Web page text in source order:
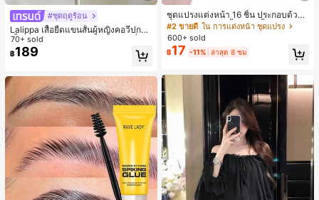
#ชุดฤดูร้อน
Lalippa เสื้อยืดแขนสั้นผู้หญิงคอวีปกคอ
เสื้อไหล่ตก สายถัก งานคราฟต์แฟชั่นมิ
นิมอล ของขวัญสำหรับเพื่อน
70+ sold
฿189
ชุดแปรงแต่งหน้า 16 ชิ้น ประกอบด้วยแ
ปรงแต่งหน้า 13 ชิ้น, ฟองน้ำแต่งหน้ารู
ปหยดน้ำ 1 ชิ้น, แปรงแป้งรองพื้นกลม 1
ชิ้น และฟองน้ำแต่งหน้ารูปสามเหลี่ยม
1 ชิ้น - ชุดคลาสสิก ทำจากขนสังเคราะ
หญิงและเด็กผู้หญิง เหมาะสำหรับฤดูใบ
ไม้ร่วงและฤดูหนาว
#2 ขายดี ใน การแต่งหน้า ชุดแปรง
600+ sold
฿17 -11% ล่าสุด 8 ชม